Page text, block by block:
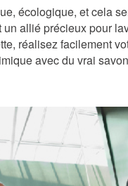
écologique, et cela
allié précieux pour
réalisez facilement
avec du vrai